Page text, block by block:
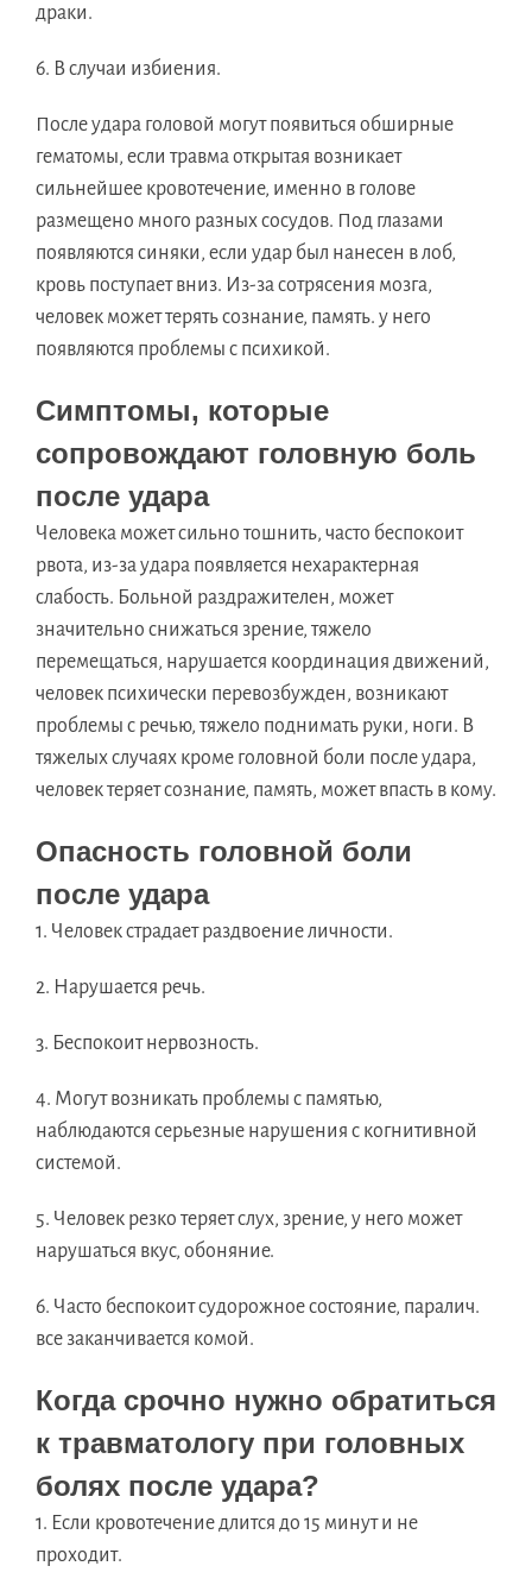
драки.
6. В случаи избиения.
После удара головой могут появиться обширные
гематомы, если травма открытая возникает
сильнейшее кровотечение, именно в голове
размещено много разных сосудов. Под глазами
появляются синяки, если удар был нанесен в лоб,
кровь поступает вниз. Из-за сотрясения мозга,
человек может терять сознание, память. у него
появляются проблемы с психикой.
Симптомы, которые
сопровождают головную боль
после удара
Человека может сильно тошнить, часто беспокоит
рвота, из-за удара появляется нехарактерная
слабость. Больной раздражителен, может
значительно снижаться зрение, тяжело
перемещаться, нарушается координация движений,
человек психически перевозбужден, возникают
проблемы с речью, тяжело поднимать руки, ноги. В
тяжелых случаях кроме головной боли после удара,
человек теряет сознание, память, может впасть в кому.
Опасность головной боли
после удара
1. Человек страдает раздвоение личности.
2. Нарушается речь.
3. Беспокоит нервозность.
4. Могут возникать проблемы с памятью,
наблюдаются серьезные нарушения с когнитивной
системой.
5. Человек резко теряет слух, зрение, у него может
нарушаться вкус, обоняние.
6. Часто беспокоит судорожное состояние, паралич.
все заканчивается комой.
Когда срочно нужно обратиться
к травматологу при головных
болях после удара?
1. Если кровотечение длится до 15 минут и не
проходит.